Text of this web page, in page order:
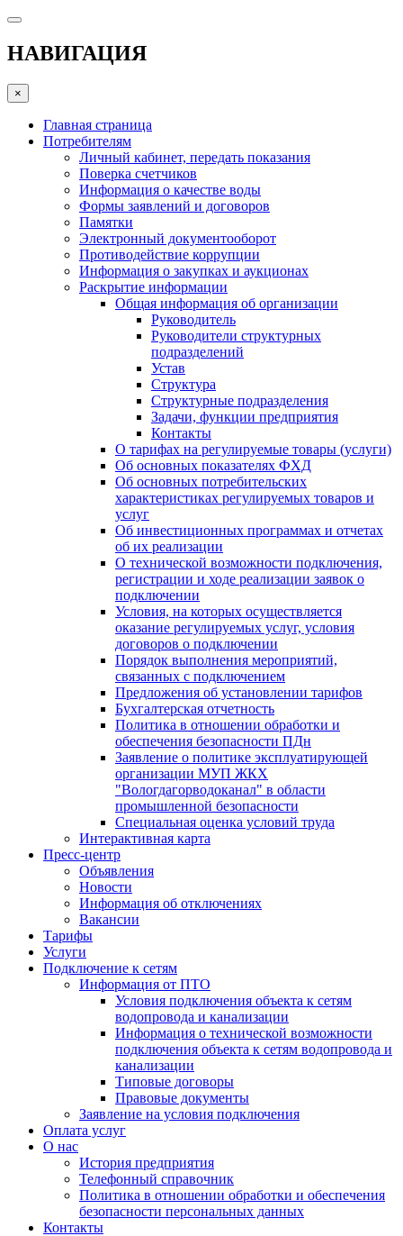
НАВИГАЦИЯ
×
Главная страница
Потребителям
Личный кабинет, передать показания
Поверка счетчиков
Информация о качестве воды
Формы заявлений и договоров
Памятки
Электронный документооборот
Противодействие коррупции
Информация о закупках и аукционах
Раскрытие информации
Общая информация об организации
Руководитель
Руководители структурных
подразделений
Устав
Структура
Структурные подразделения
Задачи, функции предприятия
Контакты
О тарифах на регулируемые товары (услуги)
Об основных показателях ФХД
Об основных потребительских
характеристиках регулируемых товаров и
услуг
Об инвестиционных программах и отчетах
об их реализации
О технической возможности подключения,
регистрации и ходе реализации заявок о
подключении
Условия, на которых осуществляется
оказание регулируемых услуг, условия
договоров о подключении
Порядок выполнения мероприятий,
связанных с подключением
Предложения об установлении тарифов
Бухгалтерская отчетность
Политика в отношении обработки и
обеспечения безопасности ПДн
Заявление о политике эксплуатирующей
организации МУП ЖКХ
"Вологдагорводоканал" в области
промышленной безопасности
Специальная оценка условий труда
Интерактивная карта
Пресс-центр
Объявления
Новости
Информация об отключениях
Вакансии
Тарифы
Услуги
Подключение к сетям
Информация от ПТО
Условия подключения объекта к сетям
водопровода и канализации
Информация о технической возможности
подключения объекта к сетям водопровода и
канализации
Типовые договоры
Правовые документы
Заявление на условия подключения
Оплата услуг
О нас
История предприятия
Телефонный справочник
Политика в отношении обработки и обеспечения
безопасности персональных данных
Контакты